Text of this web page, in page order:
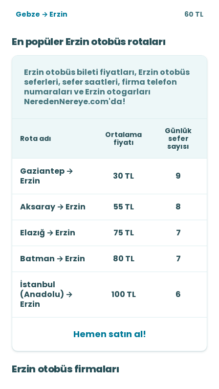
Gebze → Erzin
60 TL
En popüler Erzin otobüs rotaları
Erzin otobüs bileti fiyatları, Erzin otobüs
seferleri, sefer saatleri, firma telefon
numaraları ve Erzin otogarları
NeredenNereye.com'da!
Rota adı
Ortalama
fiyatı
Günlük
sefer
sayısı
Gaziantep →
Erzin
30 TL 9
Aksaray → Erzin 55 TL 8
Elazığ → Erzin 75 TL 7
Batman → Erzin 80 TL 7
İstanbul
(Anadolu) →
Erzin
100 TL 6
Hemen satın al!
Erzin otobüs firmaları